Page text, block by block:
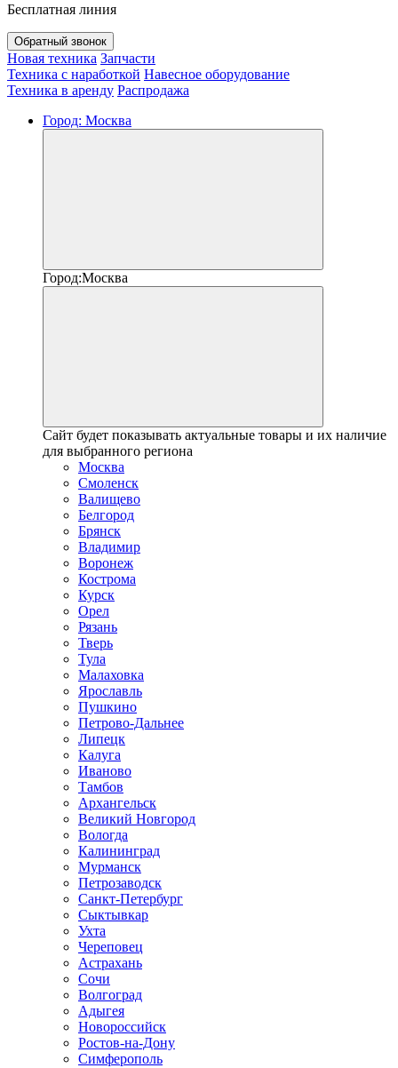
Бесплатная линия
Обратный звонок
Новая техника Запчасти
Техника с наработкой Навесное оборудование
Техника в аренду Распродажа
Город: Москва
Город:Москва
Сайт будет показывать актуальные товары и их наличие
для выбранного региона
Москва
Смоленск
Валищево
Белгород
Брянск
Владимир
Воронеж
Кострома
Курск
Орел
Рязань
Тверь
Тула
Малаховка
Ярославль
Пушкино
Петрово-Дальнее
Липецк
Калуга
Иваново
Тамбов
Архангельск
Великий Новгород
Вологда
Калининград
Мурманск
Петрозаводск
Санкт-Петербург
Сыктывкар
Ухта
Череповец
Астрахань
Сочи
Волгоград
Адыгея
Новороссийск
Ростов-на-Дону
Симферополь